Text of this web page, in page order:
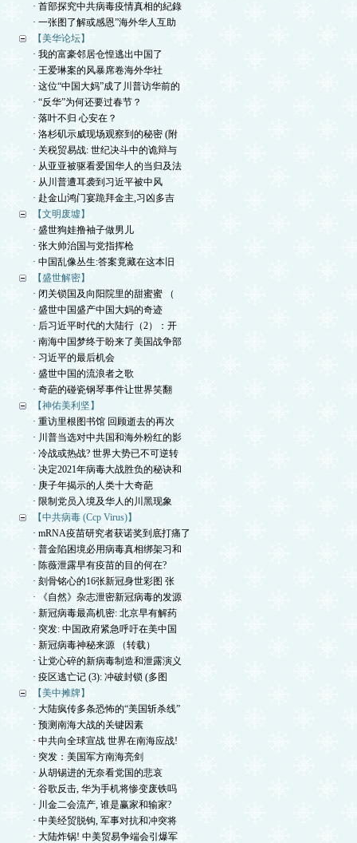
· 首部探究中共病毒疫情真相的紀錄
· 一张图了解或感恩”海外华人互助
【美华论坛】
· 我的富豪邻居仓惶逃出中国了
· 王爱琳案的风暴席卷海外华社
· 这位“中国大妈”成了川普访华前的
· “反华”为何还要过春节？
· 落叶不归 心安在？
· 洛杉矶示威现场观察到的秘密 (附
· 关税贸易战: 世纪决斗中的诡辩与
· 从亚亚被驱看爱国华人的当归及法
· 从川普遭耳袭到习近平被中风
· 赴金山鸿门宴跪拜金主,习凶多吉
【文明废墟】
· 盛世狗娃撸袖子做男儿
· 张大帅治国与党指挥枪
· 中国乱像丛生:答案竟藏在这本旧
【盛世解密】
· 闭关锁国及向阳院里的甜蜜蜜 （
· 盛世中国盛产中国大妈的奇迹
· 后习近平时代的大陆行（2）：开
· 南海中国梦终于盼来了美国战争部
· 习近平的最后机会
· 盛世中国的流浪者之歌
· 奇葩的碰瓷钢琴事件让世界笑翻
【神佑美利坚】
· 重访里根图书馆 回顾逝去的再次
· 川普当选对中共国和海外粉红的影
· 冷战或热战? 世界大势已不可逆转
· 决定2021年病毒大战胜负的秘诀和
· 庚子年揭示的人类十大奇葩
· 限制党员入境及华人的川黑现象
【中共病毒 (Ccp Virus)】
· mRNA疫苗研究者获诺奖到底打痛了
· 普金陷困境必用病毒真相绑架习和
· 陈薇泄露早有疫苗的目的何在?
· 刻骨铭心的16张新冠身世彩图 张
· 《自然》杂志泄密新冠病毒的发源
· 新冠病毒最高机密: 北京早有解药
· 突发: 中国政府紧急呼吁在美中国
· 新冠病毒神秘来源 （转载）
· 让党心碎的新病毒制造和泄露演义
· 疫区逃亡记 (3): 冲破封锁 (多图
【美中摊牌】
· 大陆疯传多条恐怖的“美国斩杀线”
· 预测南海大战的关键因素
· 中共向全球宣战 世界在南海应战!
· 突发：美国军方南海亮剑
· 从胡锡进的无奈看党国的悲哀
· 谷歌反击, 华为手机将惨变废铁吗
· 川金二会流产, 谁是赢家和输家?
· 中美经贸脱钩, 军事对抗和冲突将
· 大陆炸锅! 中美贸易争端会引爆军